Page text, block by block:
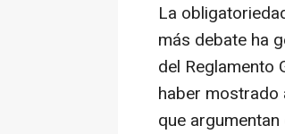
La
más debate ha
del Reglamento
haber mostrado
que